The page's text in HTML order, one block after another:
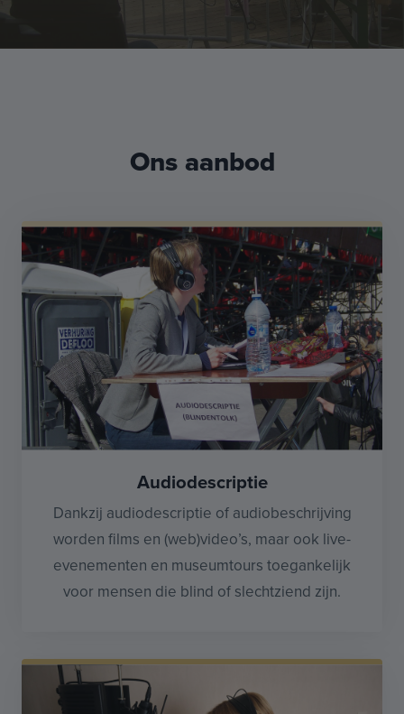
Ons aanbod
Audiodescriptie
Dankzij audiodescriptie of audiobeschrijving
worden films en (web)video’s, maar ook live-
evenementen en museumtours toegankelijk
voor mensen die blind of slechtziend zijn.